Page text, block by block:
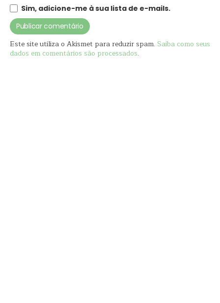
Sim, adicione-me à sua lista de e-mails.
Este site utiliza o Akismet para reduzir spam. Saiba como seus
dados em comentários são processados.